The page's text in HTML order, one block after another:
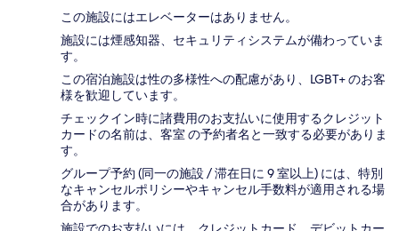
この施設にはエレベーターはありません。
施設には煙感知器、セキュリティシステムが備わっていま
す。
この宿泊施設は性の多様性への配慮があり、LGBT+ のお客
様を歓迎しています。
チェックイン時に諸費用のお支払いに使用するクレジット
カードの名前は、客室 の予約者名と一致する必要がありま
す。
グループ予約 (同一の施設 / 滞在日に 9 室以上) には、特別
なキャンセルポリシーやキャンセル手数料が適用される場
合があります。